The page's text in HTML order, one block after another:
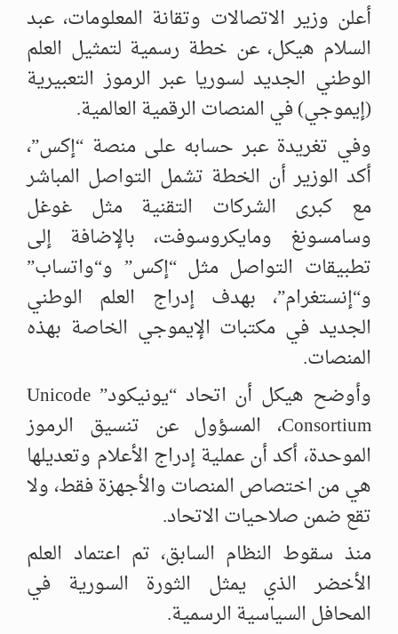
أعلن وزير الاتصالات وتقانة المعلومات، عبد
السلام هيكل، عن خطة رسمية لتمثيل العلم
الوطني الجديد لسوريا عبر الرموز التعبيرية
(إيموجي) في المنصات الرقمية العالمية.
وفي تغريدة عبر حسابه على منصة “إكس”،
أكد الوزير أن الخطة تشمل التواصل المباشر
مع كبرى الشركات التقنية مثل غوغل
وسامسونغ ومايكروسوفت، بالإضافة إلى
تطبيقات التواصل مثل “إكس” و“واتساب”
و“إنستغرام”، بهدف إدراج العلم الوطني
الجديد في مكتبات الإيموجي الخاصة بهذه
المنصات.
وأوضح هيكل أن اتحاد “يونيكود” Unicode
Consortium، المسؤول عن تنسيق الرموز
الموحدة، أكد أن عملية إدراج الأعلام وتعديلها
هي من اختصاص المنصات والأجهزة فقط، ولا
تقع ضمن صلاحيات الاتحاد.
منذ سقوط النظام السابق، تم اعتماد العلم
الأخضر الذي يمثل الثورة السورية في
المحافل السياسية الرسمية.